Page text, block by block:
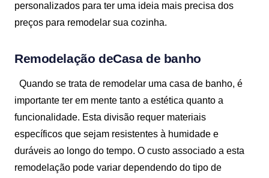
personalizados para ter uma ideia mais precisa dos
preços para remodelar sua cozinha.
Remodelação deCasa de banho
Quando se trata de remodelar uma casa de banho, é
importante ter em mente tanto a estética quanto a
funcionalidade. Esta divisão requer materiais
específicos que sejam resistentes à humidade e
duráveis ao longo do tempo. O custo associado a esta
remodelação pode variar dependendo do tipo de